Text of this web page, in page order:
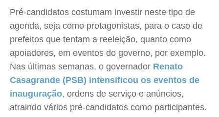
Pré-candidatos costumam investir neste tipo de
agenda, seja como protagonistas, para o caso de
prefeitos que tentam a reeleição, quanto como
apoiadores, em eventos do governo, por exemplo.
Nas últimas semanas, o governador Renato
Casagrande (PSB) intensificou os eventos de
inauguração, ordens de serviço e anúncios,
atraindo vários pré-candidatos como participantes.